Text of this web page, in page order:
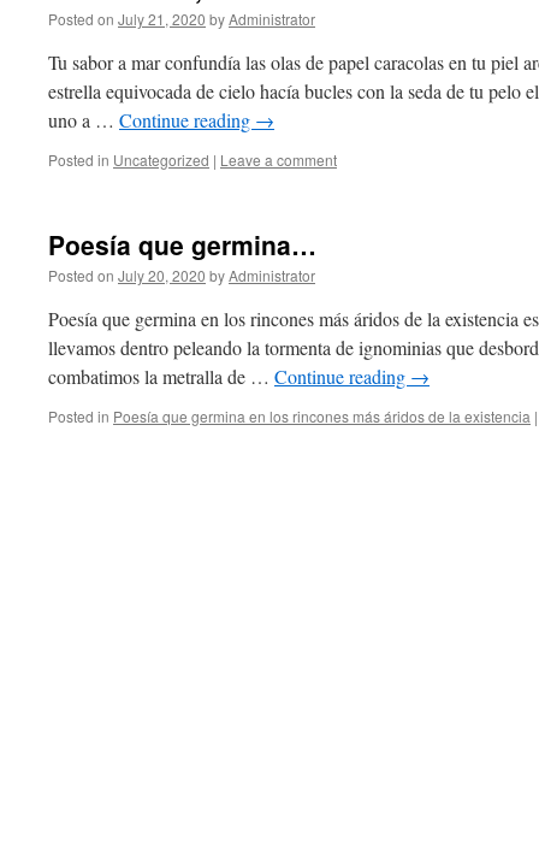
Posted on July 21, 2020 byAdministrator
Tu sabor a mar confundía las olas de papel caracolas en tu piel
estrella equivocada de cielo hacía bucles con la seda de tu pelo
uno a … Continue reading →
Posted in Uncategorized | Leave a comment
Poesía que germina…
Posted on July 20, 2020 byAdministrator
Poesía que germina en los rincones más áridos de la existencia
llevamos dentro peleando la tormenta de ignominias que
combatimos la metralla de … Continue reading →
Posted in Poesía que germina en los rincones más áridos de la existencia |